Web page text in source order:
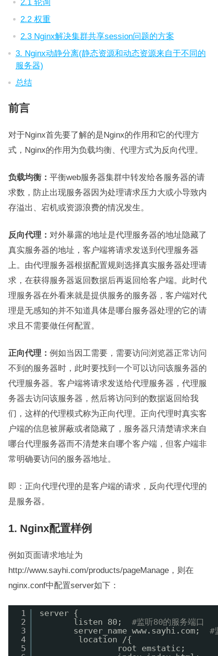
2.1 轮询
2.2 权重
2.3 Nginx解决集群共享session问题的方案
3. Nginx动静分离(静态资源和动态资源来自于不同的
服务器)
总结
前言
对于Nginx首先要了解的是Nginx的作用和它的代理方
式，Nginx的作用为负载均衡、代理方式为反向代理。
负载均衡： 平衡web服务器集群中转发给各服务器的请
求数，防止出现服务器因为处理请求压力大或小导致内
存溢出、宕机或资源浪费的情况发生。
反向代理 ： 对外暴露的地址是代理服务器的地址隐藏了
真实服务器的地址，客户端将请求发送到代理服务器
上。由代理服务器根据配置规则选择真实服务器处理请
求，在获得服务器返回数据后再返回给客户端。此时代
理服务器在外看来就是提供服务的服务器，客户端对代
理是无感知的并不知道具体是哪台服务器处理的它的请
求且不需要做任何配置。
正向代理： 例如当因工需要，需要访问浏览器正常访问
不到的服务器时，此时要找到一个可以访问该服务器的
代理服务器。客户端将请求发送给代理服务器，代理服
务器去访问该服务器，然后将访问到的数据返回给我
们，这样的代理模式称为正向代理。正向代理时真实客
户端的信息被屏蔽或者隐藏了，服务器只清楚请求来自
哪台代理服务器而不清楚来自哪个客户端，但客户端非
常明确要访问的服务器地址。
即：正向代理代理的是客户端的请求，反向代理代理的
是服务器。
1. Nginx配置样例
例如页面请求地址为
http://www.sayhi.com/products/pageManage，则在
nginx.conf中配置server如下：
1
2
3
4
5
server {
listen 80; #监听80的服务端口
server_name www.sayhi.com; #
location /{
root emstatic;